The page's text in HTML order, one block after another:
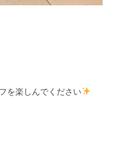
を楽しんでください